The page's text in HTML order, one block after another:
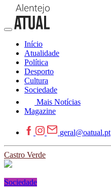
Início
Atualidade
Política
Desporto
Cultura
Sociedade
Mais Notícias
Magazine
geral@oatual.pt
Castro Verde
Sociedade